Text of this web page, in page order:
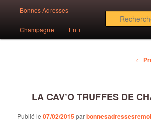
contenu
principalBonnes Adresses
principal
Bonnes Adresses
Champagne En +
←
LA CAV’O TRUFFES DE
Publié le07/02/2015par